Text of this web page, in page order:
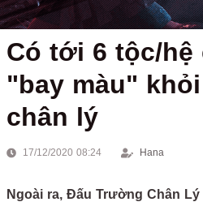
Có tới 6 tộc/hệ
"bay màu"
chân lý
17/12/2020 08:24 Hana
Ngoài ra, Đấu Trường Chân